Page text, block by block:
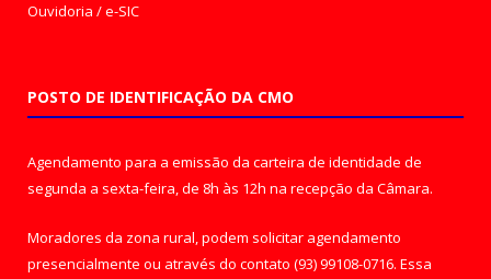
Ouvidoria /e-SIC
POSTO DE IDENTIFICAÇÃO DA CMO
Agendamento para a emissão da carteira de identidade de
segunda a sexta-feira, de 8h às 12h na recepção da Câmara.
Moradores da zona rural, podem solicitar agendamento
presencialmente ou através do contato (93) 99108-0716. Essa